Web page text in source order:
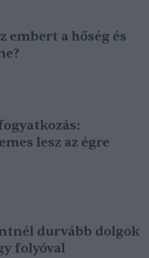
embert a hőség és
lesz az égre
durvább dolgok
folyóval